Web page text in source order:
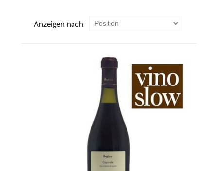
Anzeigen nach